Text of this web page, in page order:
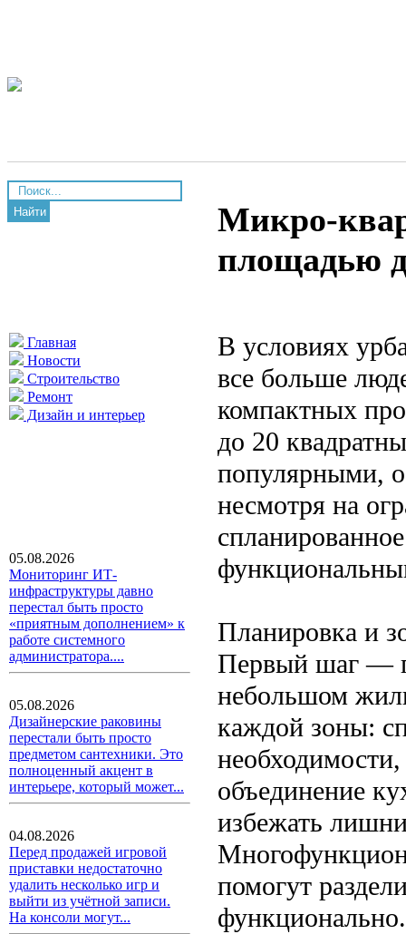
Найти
Главная
Новости
Строительство
Ремонт
Дизайн и интерьер
05.08.2026
Мониторинг ИТ-
инфраструктуры давно
перестал быть просто
«приятным дополнением» к
работе системного
администратора....
05.08.2026
Дизайнерские раковины
перестали быть просто
предметом сантехники. Это
полноценный акцент в
интерьере, который может...
04.08.2026
Перед продажей игровой
приставки недостаточно
удалить несколько игр и
выйти из учётной записи.
На консоли могут...
Микро-
площадью
В условиях
все больше
компактных
до 20
популярными,
несмотря на
Планировка и
Первый шаг —
небольшом
каждой зоны:
объединение
избежать
помогут
функционально.